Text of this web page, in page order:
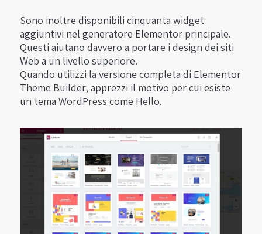
Sono inoltre disponibili cinquanta widget
aggiuntivi nel generatore Elementor principale.
Questi aiutano davvero a portare i design dei siti
Web a un livello superiore.
Quando utilizzi la versione completa di Elementor
Theme Builder, apprezzi il motivo per cui esiste
un tema WordPress come Hello.